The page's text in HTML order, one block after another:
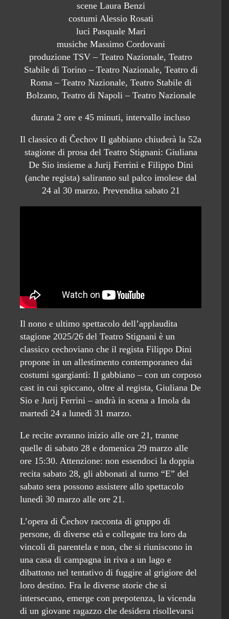
scene Laura Benzi
costumi Alessio Rosati
luci Pasquale Mari
musiche Massimo Cordovani
produzione TSV – Teatro Nazionale, Teatro
Stabile di Torino – Teatro Nazionale, Teatro di
Roma – Teatro Nazionale, Teatro Stabile di
Bolzano, Teatro di Napoli – Teatro Nazionale
durata 2 ore e 45 minuti, intervallo incluso
Il classico di Čechov Il gabbiano chiuderà la 52a
stagione di prosa del Teatro Stignani: Giuliana
De Sio insieme a Jurij Ferrini e Filippo Dini
(anche regista) saliranno sul palco imolese dal
24 al 30 marzo. Prevendita sabato 21
Il nono e ultimo spettacolo dell’applaudita
stagione 2025/26 del Teatro Stignani è un
classico cechoviano che il regista Filippo Dini
propone in un allestimento contemporaneo dai
costumi sgargianti: Il gabbiano – con un corposo
cast in cui spiccano, oltre al regista, Giuliana De
Sio e Jurij Ferrini – andrà in scena a Imola da
martedì 24 a lunedì 31 marzo.
Le recite avranno inizio alle ore 21, tranne
quelle di sabato 28 e domenica 29 marzo alle
ore 15:30. Attenzione: non essendoci la doppia
recita sabato 28, gli abbonati al turno “E” del
sabato sera possono assistere allo spettacolo
lunedì 30 marzo alle ore 21.
L’opera di Čechov racconta di gruppo di
persone, di diverse età e collegate tra loro da
vincoli di parentela e non, che si riuniscono in
una casa di campagna in riva a un lago e
dibattono nel tentativo di fuggire al grigiore del
loro destino. Fra le diverse storie che si
intersecano, emerge con prepotenza, la vicenda
di un giovane ragazzo che desidera risollevarsi